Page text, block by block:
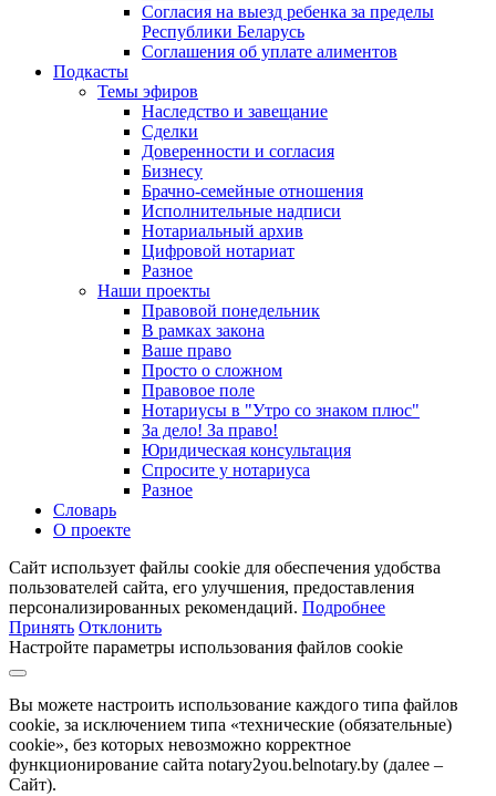
Согласия на выезд ребенка за пределы
Республики Беларусь
Соглашения об уплате алиментов
Подкасты
Темы эфиров
Наследство и завещание
Сделки
Доверенности и согласия
Бизнесу
Брачно-семейные отношения
Исполнительные надписи
Нотариальный архив
Цифровой нотариат
Разное
Наши проекты
Правовой понедельник
В рамках закона
Ваше право
Просто о сложном
Правовое поле
Нотариусы в "Утро со знаком плюс"
За дело! За право!
Юридическая консультация
Спросите у нотариуса
Разное
Словарь
О проекте
Сайт использует файлы cookie для обеспечения удобства
пользователей сайта, его улучшения, предоставления
персонализированных рекомендаций. Подробнее
Принять Отклонить
Настройте параметры использования файлов cookie
Вы можете настроить использование каждого типа файлов
cookie, за исключением типа «технические (обязательные)
cookie», без которых невозможно корректное
функционирование сайта notary2you.belnotary.by (далее –
Сайт).